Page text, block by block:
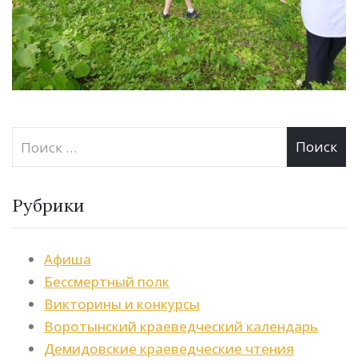
Рубрики
Афиша
Бессмертный полк
Викторины и конкурсы
Воротынский краеведческий календарь
Демидовские краеведческие чтения